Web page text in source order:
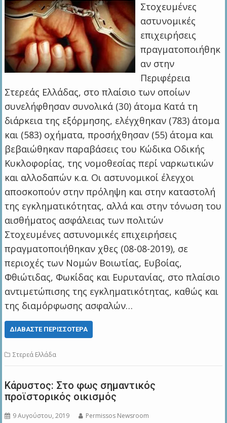
Στοχευμένες
αστυνομικές
επιχειρήσεις
πραγματοποιήθηκ
αν στην
Περιφέρεια
Στερεάς Ελλάδας, στο πλαίσιο των οποίων
συνελήφθησαν συνολικά (30) άτομα Κατά τη
διάρκεια της εξόρμησης, ελέγχθηκαν (783) άτομα
και (583) οχήματα, προσήχθησαν (55) άτομα και
βεβαιώθηκαν παραβάσεις του Κώδικα Οδικής
Κυκλοφορίας, της νομοθεσίας περί ναρκωτικών
και αλλοδαπών κ.α. Οι αστυνομικοί έλεγχοι
αποσκοπούν στην πρόληψη και στην καταστολή
της εγκληματικότητας, αλλά και στην τόνωση του
αισθήματος ασφάλειας των πολιτών
Στοχευμένες αστυνομικές επιχειρήσεις
πραγματοποιήθηκαν χθες (08-08-2019), σε
περιοχές των Νομών Βοιωτίας, Ευβοίας,
Φθιώτιδας, Φωκίδας και Ευρυτανίας, στο πλαίσιο
αντιμετώπισης της εγκληματικότητας, καθώς και
της διαμόρφωσης ασφαλών…
ΔΙΑΒΆΣΤΕ ΠΕΡΙΣΣΌΤΕΡΑ
Στερεά Ελλάδα
Κάρυστος: Στο φως σημαντικός
προϊστορικός οικισμός
9 Αυγούστου, 2019 Permissos Newsroom